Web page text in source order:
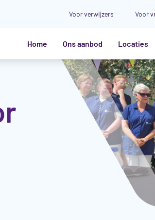
Voor verwijzers Voor
Home Ons aanbod Locaties